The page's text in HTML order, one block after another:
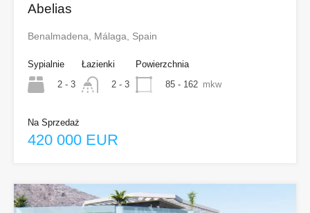
Abelias
Benalmadena, Málaga, Spain
Sypialnie
2 - 3
Łazienki
2 - 3
Powierzchnia
85 - 162 mkw
Na Sprzedaż
420 000 EUR